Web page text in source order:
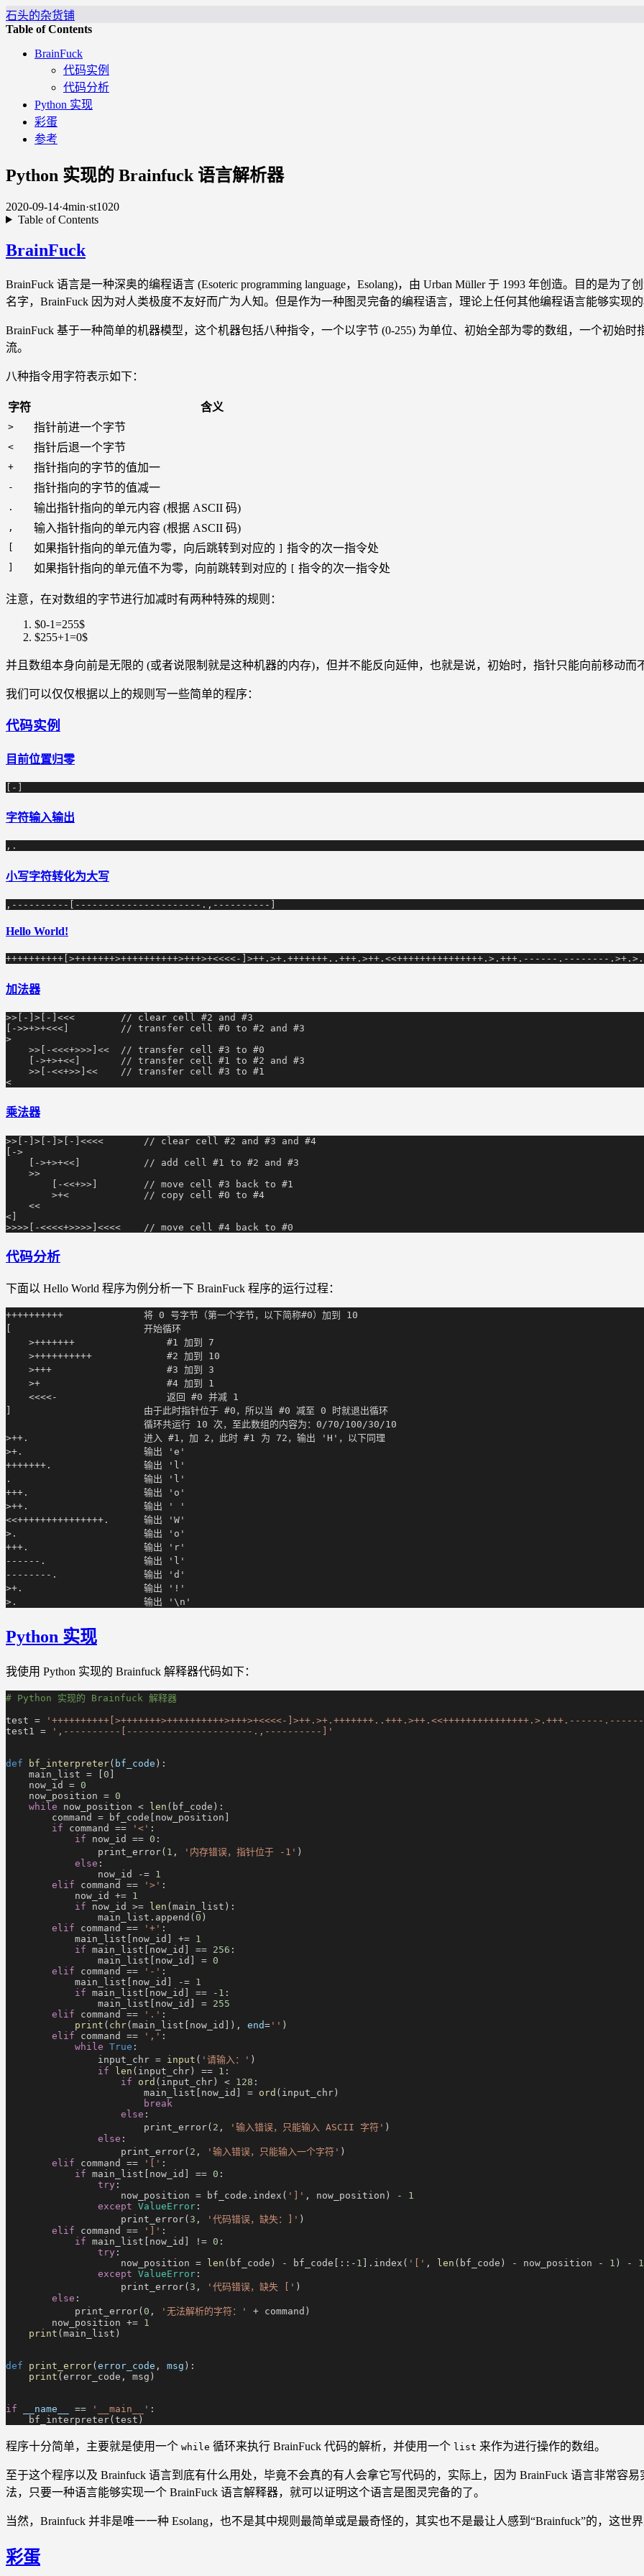
石头的杂货铺
Table of Contents
BrainFuck
代码实例
代码分析
Python 实现
彩蛋
参考
Python 实现的 Brainfuck 语言解析器
2020-09-14·4min·st1020
Table of Contents
BrainFuck
BrainFuck 语言是一种深奥的编程语言 (Esoteric programming language，Esolang)，由 Urban Müller 于 1993 年创造。目的是为
名字，BrainFuck 因为对人类极度不友好而广为人知。但是作为一种图灵完备的编程语言，理论上任何其他编程语言能够实现的
BrainFuck 基于一种简单的机器模型，这个机器包括八种指令，一个以字节 (0-255) 为单位、初始全部为零的数组，一个初始
流。
八种指令用字符表示如下：
字符 含义
> 指针前进一个字节
< 指针后退一个字节
+ 指针指向的字节的值加一
- 指针指向的字节的值减一
. 输出指针指向的单元内容 (根据 ASCII 码)
, 输入指针指向的单元内容 (根据 ASCII 码)
[ 如果指针指向的单元值为零，向后跳转到对应的 ] 指令的次一指令处
] 如果指针指向的单元值不为零，向前跳转到对应的 [ 指令的次一指令处
注意，在对数组的字节进行加减时有两种特殊的规则：
$0-1=255$
$255+1=0$
并且数组本身向前是无限的 (或者说限制就是这种机器的内存)，但并不能反向延伸，也就是说，初始时，指针只能向前移动而
我们可以仅仅根据以上的规则写一些简单的程序：
代码实例
目前位置归零
[-]
字符输入输出
,.
小写字符转化为大写
,----------[----------------------.,----------]
Hello World!
++++++++++[>+++++++>++++++++++>+++>+<<<<-]>++.>+.+++++++..+++.>++.<<+++++++++++++++.>.+++.------.--------.>+.>.
加法器
>>[-]>[-]<<<        // clear cell #2 and #3
[->>+>+<<<]         // transfer cell #0 to #2 and #3
>
    >>[-<<<+>>>]<<  // transfer cell #3 to #0
    [->+>+<<]       // transfer cell #1 to #2 and #3
    >>[-<<+>>]<<    // transfer cell #3 to #1
<
乘法器
>>[-]>[-]>[-]<<<<       // clear cell #2 and #3 and #4
[->
    [->+>+<<]           // add cell #1 to #2 and #3
    >>
        [-<<+>>]        // move cell #3 back to #1
        >+<             // copy cell #0 to #4
    <<
<]
>>>>[-<<<<+>>>>]<<<<    // move cell #4 back to #0
代码分析
下面以 Hello World 程序为例分析一下 BrainFuck 程序的运行过程：
++++++++++              将 0 号字节（第一个字节，以下简称#0）加到 10
[                       开始循环
    >+++++++                #1 加到 7
    >++++++++++             #2 加到 10
    >+++                    #3 加到 3
    >+                      #4 加到 1
    <<<<-                   返回 #0 并减 1
]                       由于此时指针位于 #0，所以当 #0 减至 0 时就退出循环
                        循环共运行 10 次，至此数组的内容为：0/70/100/30/10
>++.                    进入 #1，加 2，此时 #1 为 72，输出 'H'，以下同理
>+.                     输出 'e'
+++++++.                输出 'l'
.                       输出 'l'
+++.                    输出 'o'
>++.                    输出 ' '
<<+++++++++++++++.      输出 'W'
>.                      输出 'o'
+++.                    输出 'r'
------.                 输出 'l'
--------.               输出 'd'
>+.                     输出 '!'
>.                      输出 '\n'
Python 实现
我使用 Python 实现的 Brainfuck 解释器代码如下：
# Python 实现的 Brainfuck 解释器
test = '++++++++++[>+++++++>++++++++++>+++>+<<<<-]>++.>+.+++++++..+++.>++.<<+++++++++++++++.>.+++.------
test1 = ',----------[----------------------.,----------]'
def bf_interpreter( bf_code ):
    main_list = [
0
    now_id =
0
    now_position =
0
    while
now_position < len (bf_code):
        command = bf_code[now_position]
        if
command == '<' :
            if
now_id == 0 :
                print_error(
1 , '内存错误，指针位于 -1' )
            else
:
                now_id -=
1
        elif
command == '>' :
            now_id +=
1
            if
now_id >= len (main_list):
                main_list.append(
0 )
        elif
command == '+' :
            main_list[now_id] +=
1
            if
main_list[now_id] == 256 :
                main_list[now_id] =
0
        elif
command == '-' :
            main_list[now_id] -=
1
            if
main_list[now_id] == - 1 :
                main_list[now_id] =
255
        elif
command == '.' :
            print
( chr(main_list[now_id]), end= '' )
        elif
command == ',' :
            while
True :
                input_chr =
input ( '请输入：' )
                if
len (input_chr) == 1 :
                    if
ord (input_chr) < 128 :
                        main_list[now_id] =
ord (input_chr)
                        break
                    else
:
                        print_error(
2 , '输入错误，只能输入 ASCII 字符' )
                else
:
                    print_error(
2 , '输入错误，只能输入一个字符' )
        elif
command == '[' :
            if
main_list[now_id] == 0 :
                try
:
                    now_position = bf_code.index(
']' , now_position) -
1
                except
ValueError :
                    print_error(
3 , '代码错误，缺失：]' )
        elif
command == ']' :
            if
main_list[now_id] != 0 :
                try
:
                    now_position =
len (bf_code) - bf_code[::- 1 ].index( '[' , len (bf_code) - now_position - 1 ) -
1
                except
ValueError :
                    print_error(
3 , '代码错误，缺失 [' )
        else
:
            print_error(
0 , '无法解析的字符：'
+ command)
        now_position +=
1
    print
(main_list)
def print_error( error_code , msg ):
    print
(error_code, msg)
if __name__ == '__main__' :
    bf_interpreter(test)
程序十分简单，主要就是使用一个 while 循环来执行 BrainFuck 代码的解析，并使用一个 list 来作为进行操作的数组。
至于这个程序以及 Brainfuck 语言到底有什么用处，毕竟不会真的有人会拿它写代码的，实际上，因为 BrainFuck 语言非常容
法，只要一种语言能够实现一个 BrainFuck 语言解释器，就可以证明这个语言是图灵完备的了。
当然，Brainfuck 并非是唯一一种 Esolang，也不是其中规则最简单或是最奇怪的，其实也不是最让人感到“Brainfuck”的，这世
彩蛋